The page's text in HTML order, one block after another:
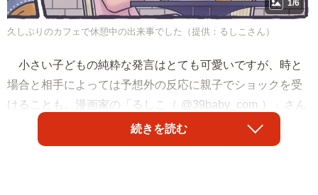
1/6
久しぶりのカフェで休憩中の出来事でした（提供：るしこさん）
小さい子どもの純粋な発言はとても可愛いですが、時と
場合と相手によっては予想外の反応に親子でショックを受
けることも。漫画家の「るしこ（ @39baby_com ）」さん
が２歳９カ月の息子さんと久しぶりに行ったカフェでの体
験漫画が話題になっています。
続きを読む